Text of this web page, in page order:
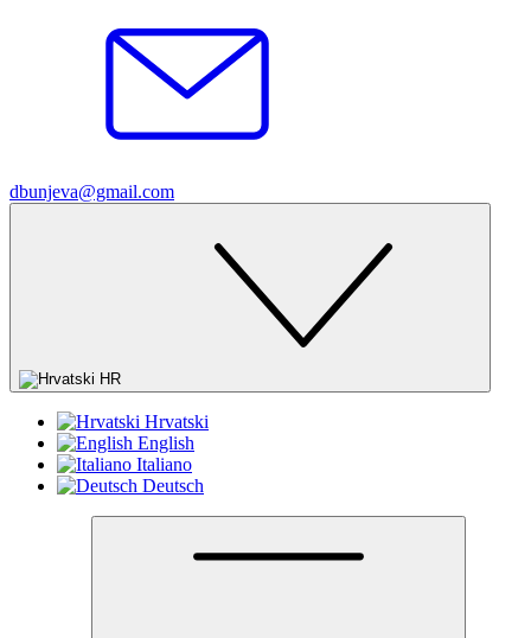
dbunjeva@gmail.com
HR
Hrvatski
English
Italiano
Deutsch